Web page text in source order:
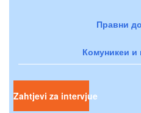
Правни
Комуникеи и
Zahtjevi za intervjue